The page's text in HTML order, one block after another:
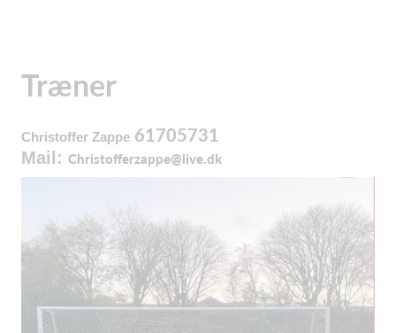
Træner
Christoffer Zappe 61705731
Mail: Christofferzappe@live.dk